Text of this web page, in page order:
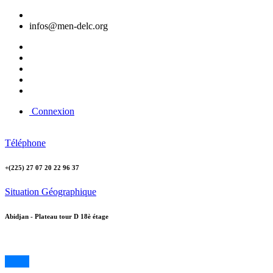
infos@men-delc.org
Connexion
Téléphone
+(225) 27 07 20 22 96 37
Situation Géographique
Abidjan - Plateau tour D 18è étage